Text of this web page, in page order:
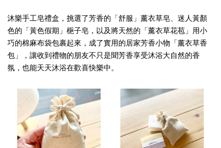
沐樂手工皂禮盒，挑選了芳香的「舒服」薰衣草皂、迷人黃顏
色的「黃色假期」梔子皂，以及將天然的「薰衣草花苞」用小
巧的棉麻布袋包裹起來，成了實用的居家芳香小物「薰衣草香
包」，讓收到禮物的朋友不只是聞芳香享受沐浴大自然的香
氛，也能天天沐浴在歡喜快樂中。